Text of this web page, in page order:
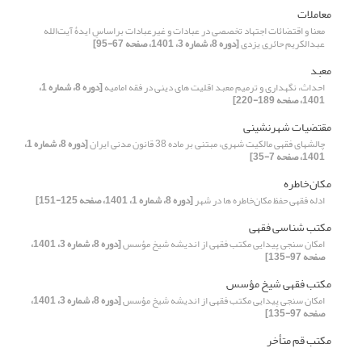
معاملات
معنا و اقتضائات اجتهاد تخصصی در عبادات و غیرعبادات براساسِ ایدۀ آیت‌الله
عبدالکریم حائری یزدی[دوره 8، شماره 3، 1401، صفحه 67-95]
معبد
احداث، نگهداری و ترمیم معبد اقلیت های دینی در فقه امامیه [دوره 8، شماره 1،
1401، صفحه 189-220]
مقتضیات شهرنشینی
چالشهای فقهی مالکیت شهری، مبتنی بر ماده 38 قانون مدنی ایران [دوره 8، شماره 1،
1401، صفحه 7-35]
مکان‌خاطره
ادله فقهی حفظ مکان‌خاطره ها در شهر[دوره 8، شماره 1، 1401، صفحه 125-151]
مکتب ­شناسی فقهی
امکان سنجی پیدایی مکتب فقهی از اندیشه شیخ مؤسس [دوره 8، شماره 3، 1401،
صفحه 97-135]
مکتب فقهی شیخ مؤسس
امکان سنجی پیدایی مکتب فقهی از اندیشه شیخ مؤسس [دوره 8، شماره 3، 1401،
صفحه 97-135]
مکتب قم متأخر